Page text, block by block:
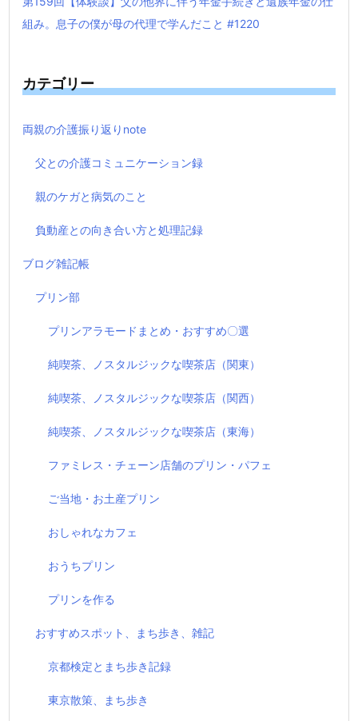
組み。息子の僕が母の代理で学んだこと #1220
カテゴリー
両親の介護振り返りnote
父との介護コミュニケーション録
親のケガと病気のこと
負動産との向き合い方と処理記録
ブログ雑記帳
プリン部
プリンアラモードまとめ・おすすめ〇選
純喫茶、ノスタルジックな喫茶店（関東）
純喫茶、ノスタルジックな喫茶店（関西）
純喫茶、ノスタルジックな喫茶店（東海）
ファミレス・チェーン店舗のプリン・パフェ
ご当地・お土産プリン
おしゃれなカフェ
おうちプリン
プリンを作る
おすすめスポット、まち歩き、雑記
京都検定とまち歩き記録
東京散策、まち歩き